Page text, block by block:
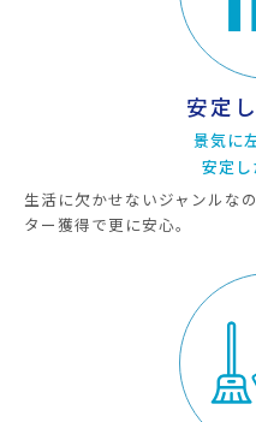
安定
景気に
安定
生活に欠かせないジャンルな
ター獲得で更に安心。